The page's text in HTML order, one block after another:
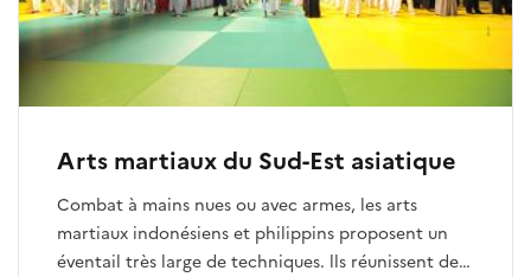
Arts martiaux du Sud-Est asiatique
Combat à mains nues ou avec armes, les arts
martiaux indonésiens et philippins proposent un
éventail très large de techniques. lls réunissent des